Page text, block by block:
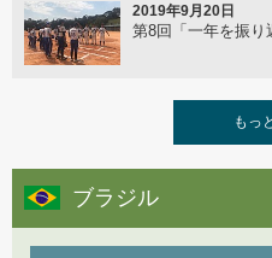
2017年9月22日
北海道での挑戦始
2017年7月25日
スポーツ庁長官感
2019年9月20日
第8回「一年を振り
第7回「JICAボラ
第6回「ブラジル野
もっ
ブラジル